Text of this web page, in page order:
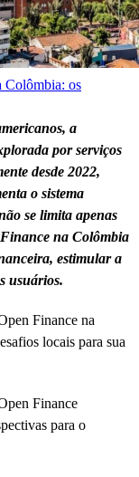
Colômbia: os
a
por serviços
desde 2022,
o sistema
se limita apenas
na Colômbia
estimular a
usuários.
Finance na
locais para sua
Finance
para o